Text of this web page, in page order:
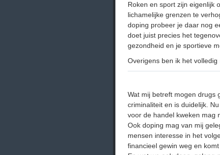
Roken en sport zijn eigenlijk
lichamelijke grenzen te
doping probeer je daar nog
doet juist precies het
gezondheid en je sportieve
Overigens ben ik het
Wat mij betreft mogen drugs
criminaliteit en is duidelijk.
voor de handel kweken mag
Ook doping mag van mij
mensen interesse in het
financieel gewin weg en